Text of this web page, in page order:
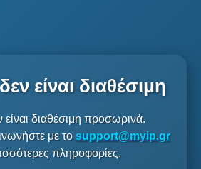
είναι διαθέσιμη
είναι διαθέσιμη προσωρινά.
με το support@myip.gr
πληροφορίες.